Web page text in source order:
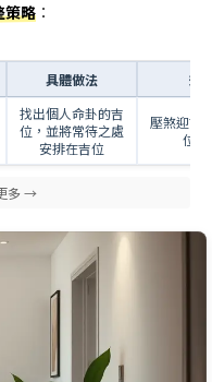
策略 ：
具體做法 效
找出個人命卦的吉
位，並將常待之處
安排在吉位
壓煞迎吉
位能